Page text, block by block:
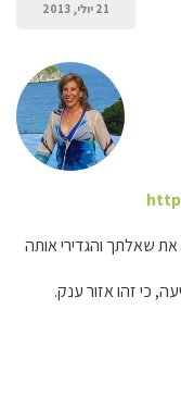
21 יולי, 2013
את שאלתך והגדירי אותה
כי זהו אזור ענק.